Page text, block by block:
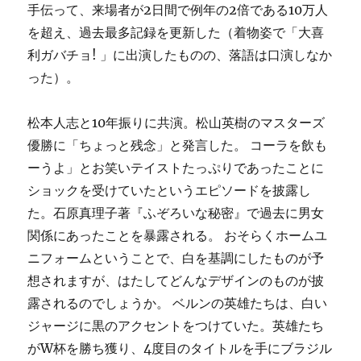
手伝って、来場者が2日間で例年の2倍である10万人
を超え、過去最多記録を更新した（着物姿で「大喜
利ガバチョ! 」に出演したものの、落語は口演しなか
った）。
松本人志と10年振りに共演。松山英樹のマスターズ
優勝に「ちょっと残念」と発言した。 コーラを飲も
ーうよ」とお笑いテイストたっぷりであったことに
ショックを受けていたというエピソードを披露し
た。石原真理子著『ふぞろいな秘密』で過去に男女
関係にあったことを暴露される。 おそらくホームユ
ニフォームということで、白を基調にしたものが予
想されますが、はたしてどんなデザインのものが披
露されるのでしょうか。 ベルンの英雄たちは、白い
ジャージに黒のアクセントをつけていた。英雄たち
がW杯を勝ち獲り、4度目のタイトルを手にブラジル